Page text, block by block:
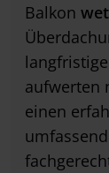
Balkon
aufwerten
einen